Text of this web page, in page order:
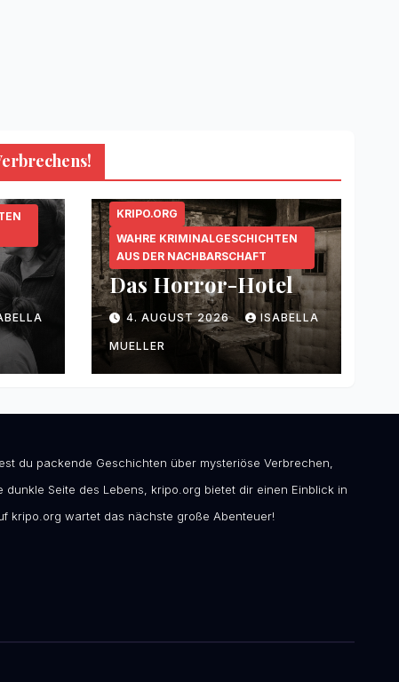
KRIPO.ORG
WAHRE KRIMINALGESCHICHTEN
AUS DER NACHBARSCHAFT
Das Horror-Hotel
4. AUGUST 2026 ISABELLA
MUELLER
du packende Geschichten über mysteriöse Verbrechen,
Seite des Lebens, kripo.org bietet dir einen Einblick in
kripo.org wartet das nächste große Abenteuer!